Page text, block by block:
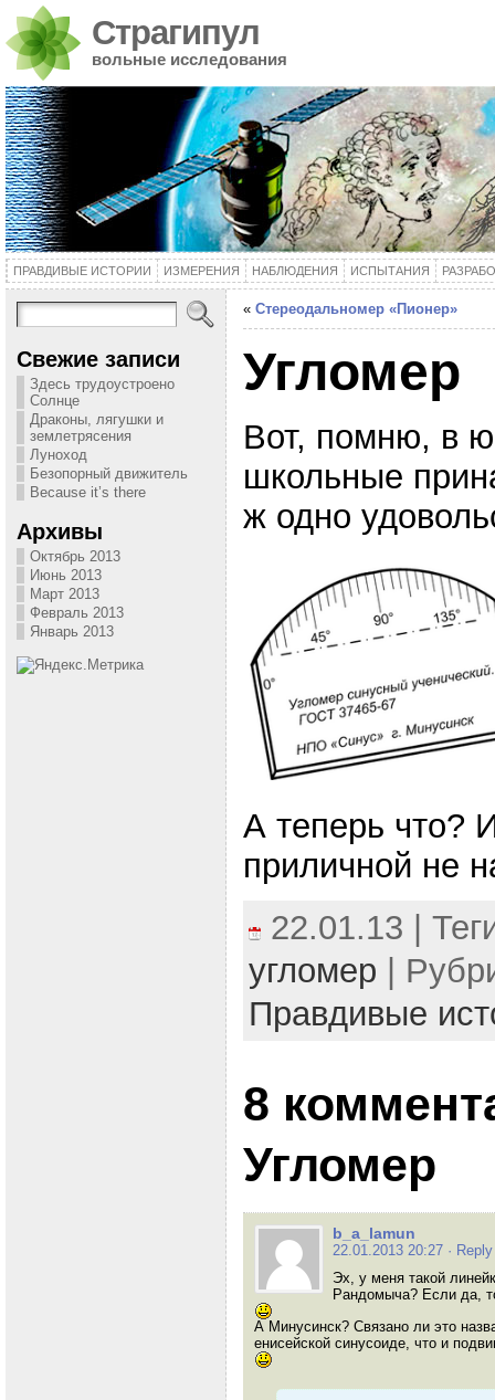
Страгипул
вольные исследования
ПРАВДИВЫЕ ИСТОРИИ ИЗМЕРЕНИЯ НАБЛЮДЕНИЯ ИСПЫТАНИЯ
Свежие записи
Здесь трудоустроено
Солнце
Драконы, лягушки и
землетрясения
Луноход
Безопорный движитель
Because it’s there
Архивы
Октябрь 2013
Июнь 2013
Март 2013
Февраль 2013
Январь 2013
« Стереодальномер «Пионер»
Угломер
Вот, помню, в
школьные
ж одно
А теперь что?
приличной не
22.01.13 |
угломер |
Правдивые
8
Угломер
b_a_lamun
22.01.2013 20:27 · Reply
Эх, у меня такой
Рандомыча? Если да,
А Минусинск? Связано ли это
енисейской синусоиде, что и